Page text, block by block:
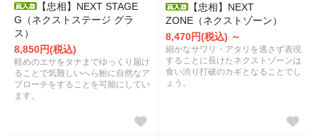
【忠相】NEXT STAGE
G（ネクストステージ グラ
ス）
8,850円(税込)
軽めのエサをタナまでゆっくり届け
ることで気難しいへら鮒に自然なア
プローチをすることを可能にしてい
ます。
【忠相】NEXT
ZONE（ネクストゾーン）
8,470円(税込) ～
細かなサワリ・アタリを逃さず表現
することに長けたネクストゾーンは
食い渋り打破のカギとなることでし
ょう。